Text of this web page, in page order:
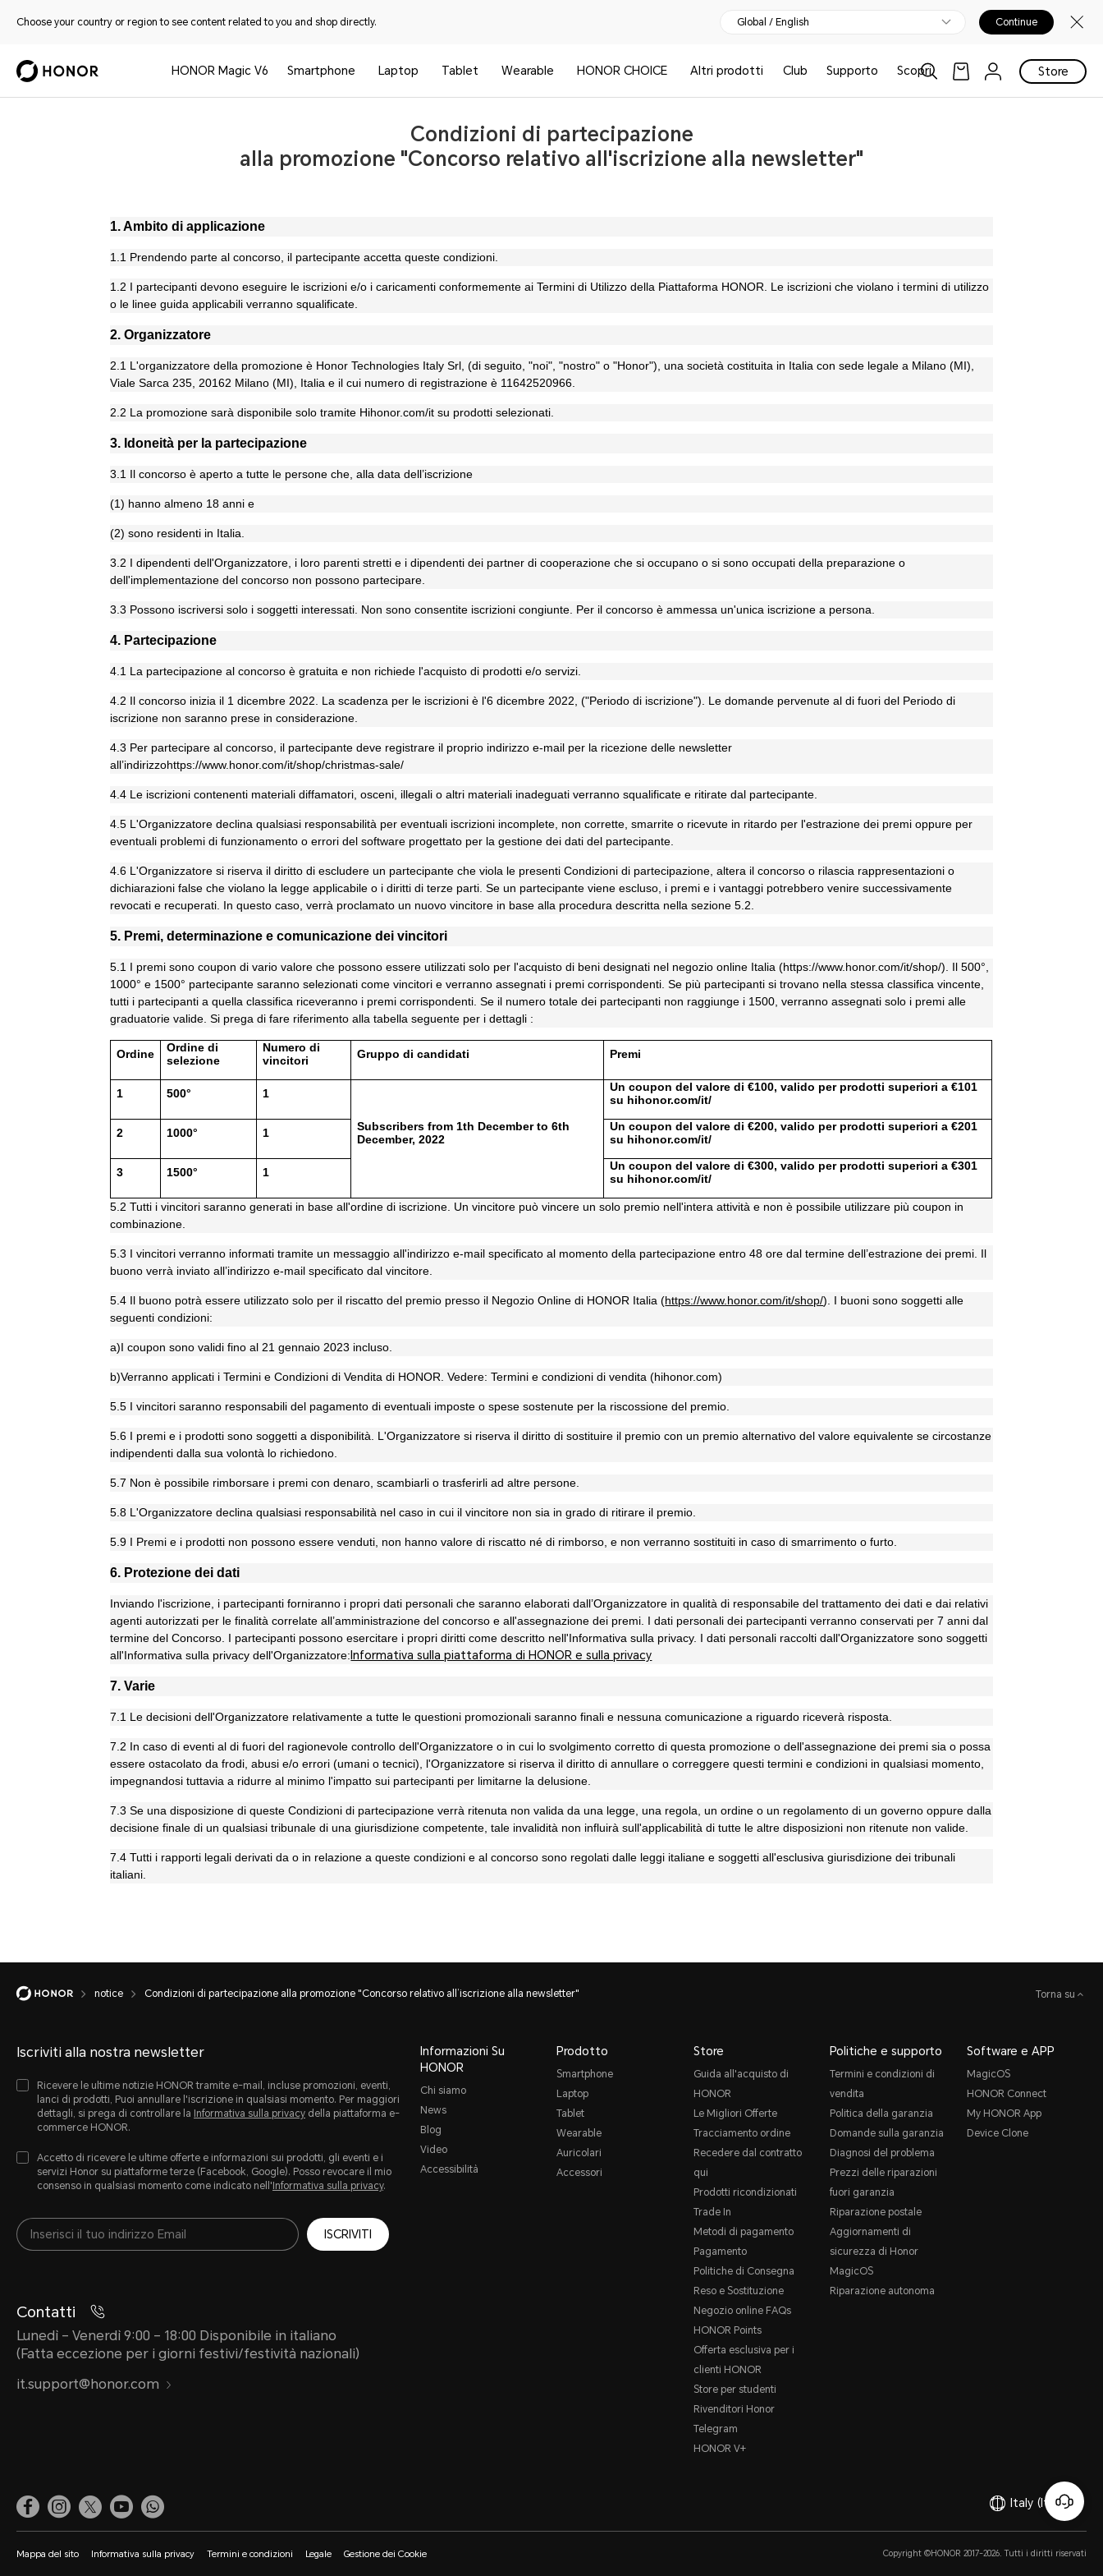
Choose your country or region to see content related to you and shop directly. Global / English Continue
HONOR Magic V6 Smartphone Laptop Tablet Wearable HONOR CHOICE Altri prodotti Club Supporto Scopri Store
Condizioni di partecipazione
alla promozione "Concorso relativo all'iscrizione alla newsletter"
1. Ambito di applicazione
1.1 Prendendo parte al concorso, il partecipante accetta queste condizioni.
1.2 I partecipanti devono eseguire le iscrizioni e/o i caricamenti conformemente aiTermini di Utilizzo della Piattaforma HONOR . Le iscrizioni che violano i termini di utilizzo
o le linee guida applicabili verranno squalificate.
2. Organizzatore
2.1 L'organizzatore della promozione è Honor Technologies Italy Srl, (di seguito, "noi", "nostro" o "Honor"), una società costituita in Italia con sede legale a Milano (MI),
Viale Sarca 235, 20162 Milano (MI), Italia e il cui numero di registrazione è 11642520966.
2.2 La promozione sarà disponibile solo tramite Hihonor.com/it su prodotti selezionati.
3. Idoneità per la partecipazione
3.1 Il concorso è aperto a tutte le persone che, alla data dell’iscrizione
(1) hanno almeno 18 anni e
(2) sono residenti in Italia.
3.2 I dipendenti dell'Organizzatore, i loro parenti stretti e i dipendenti dei partner di cooperazione che si occupano o si sono occupati della preparazione o
dell'implementazione del concorso non possono partecipare.
3.3 Possono iscriversi solo i soggetti interessati. Non sono consentite iscrizioni congiunte. Per il concorso è ammessa un'unica iscrizione a persona.
4. Partecipazione
4.1 La partecipazione al concorso è gratuita e non richiede l'acquisto di prodotti e/o servizi.
4.2 Il concorso inizia il 1 dicembre 2022. La scadenza per le iscrizioni è l'6 dicembre 2022, ("Periodo di iscrizione"). Le domande pervenute al di fuori del Periodo di
iscrizione non saranno prese in considerazione.
4.3 Per partecipare al concorso, il partecipante deve registrare il proprio indirizzo e-mail per la ricezione delle newsletter
all’indirizzohttps://www.honor.com/it/shop/christmas-sale/
4.4 Le iscrizioni contenenti materiali diffamatori, osceni, illegali o altri materiali inadeguati verranno squalificate e ritirate dal partecipante.
4.5 L'Organizzatore declina qualsiasi responsabilità per eventuali iscrizioni incomplete, non corrette, smarrite o ricevute in ritardo per l'estrazione dei premi oppure per
eventuali problemi di funzionamento o errori del software progettato per la gestione dei dati del partecipante.
4.6 L'Organizzatore si riserva il diritto di escludere un partecipante che viola le presenti Condizioni di partecipazione, altera il concorso o rilascia rappresentazioni o
dichiarazioni false che violano la legge applicabile o i diritti di terze parti. Se un partecipante viene escluso, i premi e i vantaggi potrebbero venire successivamente
revocati e recuperati. In questo caso, verrà proclamato un nuovo vincitore in base alla procedura descritta nella sezione 5.2.
5. Premi, determinazione e comunicazione dei vincitori
5.1 I premi sono coupon di vario valore che possono essere utilizzati solo per l'acquisto di beni designati nel negozio online Italia (https://www.honor.com/it/shop/). Il 500°,
1000° e 1500° partecipante saranno selezionati come vincitori e verranno assegnati i premi corrispondenti. Se più partecipanti si trovano nella stessa classifica vincente,
tutti i partecipanti a quella classifica riceveranno i premi corrispondenti. Se il numero totale dei partecipanti non raggiunge i 1500, verranno assegnati solo i premi alle
graduatorie valide. Si prega di fare riferimento alla tabella seguente per i dettagli :
Ordine
Ordine di
selezione
Numero di
vincitori
Gruppo di candidati Premi
1 500° 1
Subscribers from 1th December to 6th
December, 2022
Un coupon del valore di €100, valido per prodotti superiori a €101
su hihonor.com/it/
2 1000° 1
Un coupon del valore di €200, valido per prodotti superiori a €201
su hihonor.com/it/
3 1500° 1
Un coupon del valore di €300, valido per prodotti superiori a €301
su hihonor.com/it/
5.2 Tutti i vincitori saranno generati in base all'ordine di iscrizione. Un vincitore può vincere un solo premio nell'intera attività e non è possibile utilizzare più coupon in
combinazione.
5.3 I vincitori verranno informati tramite un messaggio all'indirizzo e-mail specificato al momento della partecipazione entro 48 ore dal termine dell’estrazione dei premi. Il
buono verrà inviato all’indirizzo e-mail specificato dal vincitore.
5.4 Il buono potrà essere utilizzato solo per il riscatto del premio presso il Negozio Online di HONOR Italia (https://www.honor.com/it/shop/). I buoni sono soggetti alle
seguenti condizioni:
a)I coupon sono validi fino al 21 gennaio 2023 incluso.
b)Verranno applicati i Termini e Condizioni di Vendita di HONOR. Vedere:Termini e condizioni di vendita (hihonor.com)
5.5 I vincitori saranno responsabili del pagamento di eventuali imposte o spese sostenute per la riscossione del premio.
5.6 I premi e i prodotti sono soggetti a disponibilità. L'Organizzatore si riserva il diritto di sostituire il premio con un premio alternativo del valore equivalente se circostanze
indipendenti dalla sua volontà lo richiedono.
5.7 Non è possibile rimborsare i premi con denaro, scambiarli o trasferirli ad altre persone.
5.8 L'Organizzatore declina qualsiasi responsabilità nel caso in cui il vincitore non sia in grado di ritirare il premio.
5.9 I Premi e i prodotti non possono essere venduti, non hanno valore di riscatto né di rimborso, e non verranno sostituiti in caso di smarrimento o furto.
6. Protezione dei dati
Inviando l'iscrizione, i partecipanti forniranno i propri dati personali che saranno elaborati dall’Organizzatore in qualità di responsabile del trattamento dei dati e dai relativi
agenti autorizzati per le finalità correlate all’amministrazione del concorso e all'assegnazione dei premi. I dati personali dei partecipanti verranno conservati per 7 anni dal
termine del Concorso. I partecipanti possono esercitare i propri diritti come descritto nell'Informativa sulla privacy. I dati personali raccolti dall'Organizzatore sono soggetti
all'Informativa sulla privacy dell'Organizzatore: Informativa sulla piattaforma di HONOR e sulla privacy
7. Varie
7.1 Le decisioni dell'Organizzatore relativamente a tutte le questioni promozionali saranno finali e nessuna comunicazione a riguardo riceverà risposta.
7.2 In caso di eventi al di fuori del ragionevole controllo dell'Organizzatore o in cui lo svolgimento corretto di questa promozione o dell'assegnazione dei premi sia o possa
essere ostacolato da frodi, abusi e/o errori (umani o tecnici), l'Organizzatore si riserva il diritto di annullare o correggere questi termini e condizioni in qualsiasi momento,
impegnandosi tuttavia a ridurre al minimo l'impatto sui partecipanti per limitarne la delusione.
7.3 Se una disposizione di queste Condizioni di partecipazione verrà ritenuta non valida da una legge, una regola, un ordine o un regolamento di un governo oppure dalla
decisione finale di un qualsiasi tribunale di una giurisdizione competente, tale invalidità non influirà sull'applicabilità di tutte le altre disposizioni non ritenute non valide.
7.4 Tutti i rapporti legali derivati da o in relazione a queste condizioni e al concorso sono regolati dalle leggi italiane e soggetti all'esclusiva giurisdizione dei tribunali
italiani.
notice Condizioni di partecipazione alla promozione "Concorso relativo all’iscrizione alla newsletter" Torna su
Iscriviti alla nostra newsletter
Ricevere le ultime notizie HONOR tramite e-mail, incluse promozioni, eventi,
lanci di prodotti, Puoi annullare l'iscrizione in qualsiasi momento. Per maggiori
dettagli, si prega di controllare la Informativa sulla privacy della piattaforma e-
commerce HONOR.
Accetto di ricevere le ultime offerte e informazioni sui prodotti, gli eventi e i
servizi Honor su piattaforme terze (Facebook, Google). Posso revocare il mio
consenso in qualsiasi momento come indicato nell' Informativa sulla privacy.
ISCRIVITI
Contatti
Lunedì – Venerdì 9:00 – 18:00 Disponibile in italiano
(Fatta eccezione per i giorni festivi/festività nazionali)
it.support@honor.com
Informazioni Su
HONOR
Chi siamo
News
Blog
Video
Accessibilità
Prodotto
Smartphone
Laptop
Tablet
Wearable
Auricolari
Accessori
Store
Guida all'acquisto di
HONOR
Le Migliori Offerte
Tracciamento ordine
Recedere dal contratto
qui
Prodotti ricondizionati
Trade In
Metodi di pagamento
Pagamento
Politiche di Consegna
Reso e Sostituzione
Negozio online FAQs
HONOR Points
Offerta esclusiva per i
clienti HONOR
Store per studenti
Rivenditori Honor
Telegram
HONOR V+
Politiche e supporto
Termini e condizioni di
vendita
Politica della garanzia
Domande sulla garanzia
Diagnosi del problema
Prezzi delle riparazioni
fuori garanzia
Riparazione postale
Aggiornamenti di
sicurezza di Honor
MagicOS
Riparazione autonoma
Software e APP
MagicOS
HONOR Connect
My HONOR App
Device Clone
Italy (Italiano)
Mappa del sito Informativa sulla privacy Termini e condizioni Legale Gestione dei Cookie Copyright ©HONOR 2017-2026. Tutti i diritti riservati